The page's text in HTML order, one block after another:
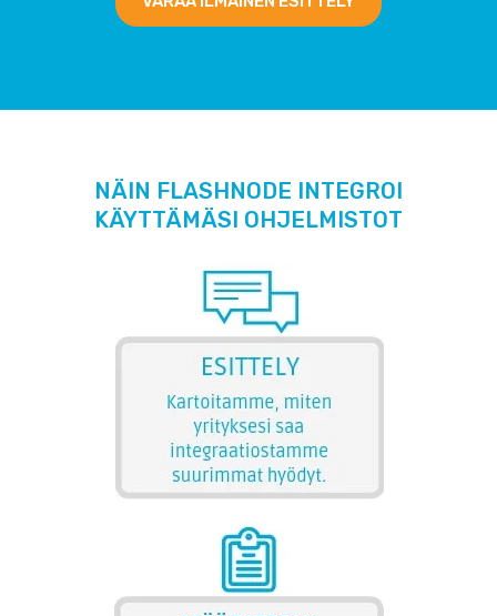
NÄIN FLASHNODE INTEGROI
KÄYTTÄMÄSI OHJELMISTOT